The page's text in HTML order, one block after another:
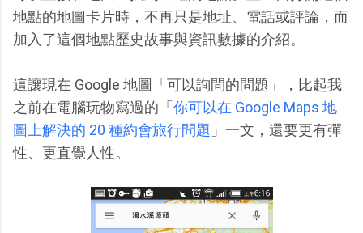
地點的地圖卡片時，不再只是地址、電話或評論，而
加入了這個地點歷史故事與資訊數據的介紹。
這讓現在 Google 地圖「可以詢問的問題」，比起我
之前在電腦玩物寫過的「 你可以在 Google Maps 地
圖上解決的 20 種約會旅行問題 」一文，還要更有彈
性、更直覺人性。